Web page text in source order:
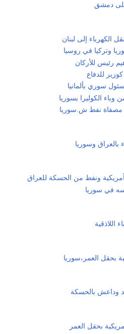
دمشق
الكهرباء إلى لبنان
وتركيا في روسيا
رئيس للأركان
للدفاع
سوري بألمانيا
وباء الكوليرا بسوريا
مصفاة نفط ش.سوريا
بالعراق وسوريا
ونفط من الحسكة للعراق
في سوريا
اللاذقية
بحقل العمر،سوريا
وداعش بالحسكة
بحقل العمر